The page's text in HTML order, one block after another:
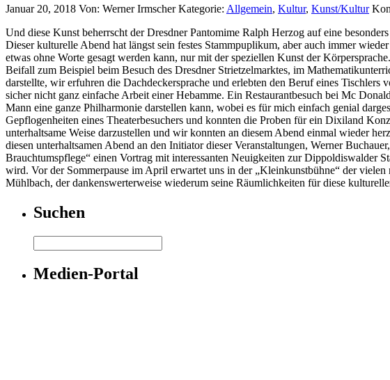
Januar 20, 2018 Von: Werner IrmscherKategorie: Allgemein, Kultur, Kunst/Kultur
Und diese Kunst beherrscht der Dresdner Pantomime Ralph Herzog auf eine
Dieser kulturelle Abend hat längst sein festes Stammpuplikum, aber auch immer
etwas ohne Worte gesagt werden kann, nur mit der speziellen Kunst der
Beifall zum Beispiel beim Besuch des Dresdner Strietzelmarktes, im
darstellte, wir erfuhren die Dachdeckersprache und erlebten den Beruf eines
sicher nicht ganz einfache Arbeit einer Hebamme. Ein Restaurantbesuch bei Mc
Mann eine ganze Philharmonie darstellen kann, wobei es für mich einfach genial
Gepflogenheiten eines Theaterbesuchers und konnten die Proben für ein Dixiland
unterhaltsame Weise darzustellen und wir konnten an diesem Abend einmal wieder
diesen unterhaltsamen Abend an den Initiator dieser Veranstaltungen, Werner
Brauchtumspflege“ einen Vortrag mit interessanten Neuigkeiten zur Dippoldiswalder
wird. Vor der Sommerpause im April erwartet uns in der „Kleinkunstbühne“ der
Mühlbach, der dankenswerterweise wiederum seine Räumlichkeiten für diese
Suchen
Medien-Portal